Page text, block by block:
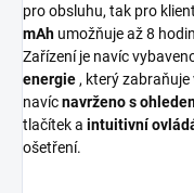
pro obsluhu, tak pro
mAh umožňuje až 8
Zařízení je navíc
energie , který
navícnavrženo s
tlačítek a intuitivní
ošetření.